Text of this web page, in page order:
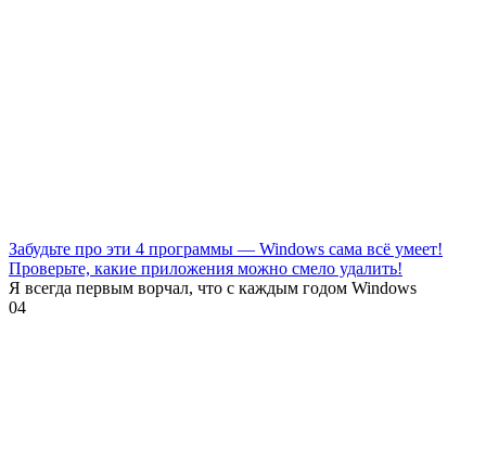
Забудьте про эти 4 программы — Windows сама всё умеет!
Проверьте, какие приложения можно смело удалить!
Я всегда первым ворчал, что с каждым годом Windows
04